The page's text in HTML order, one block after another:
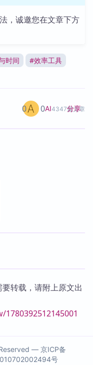
，诚邀您在文章下方
时间 #效率工具
AI4347篇文章
0 0 分享
转载，请附上原文出
— 京ICP备
号